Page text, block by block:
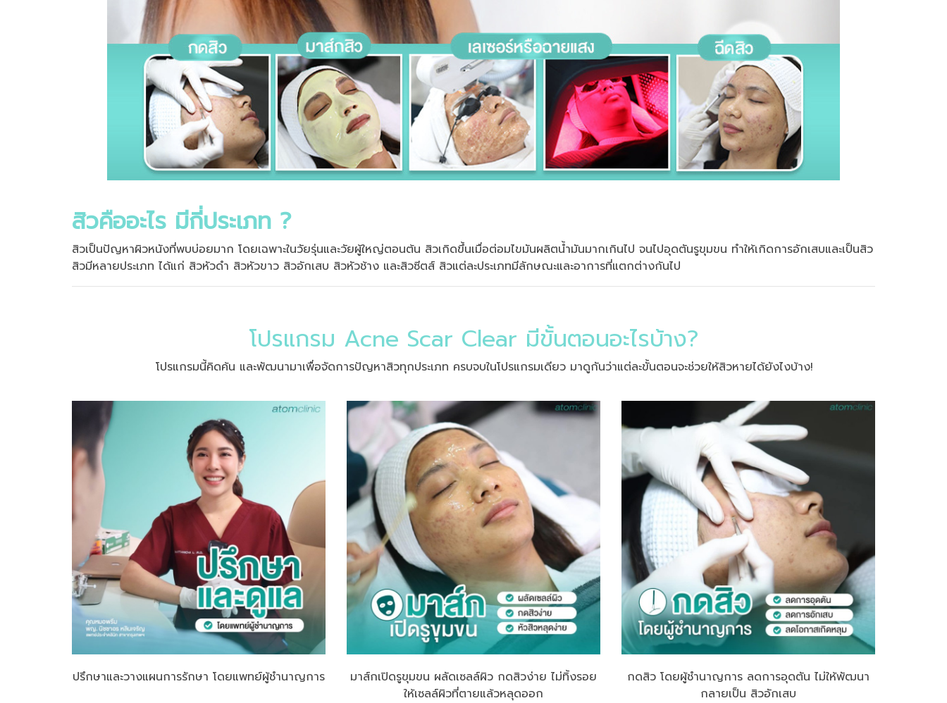
สิวคืออะไร มีกี่ประเภท ?
สิวเป็นปัญหาผิวหนังที่พบบ่อยมาก โดยเฉพาะในวัยรุ่นและวัยผู้ใหญ่ตอนต้น สิวเกิดขึ้นเมื่อต่อมไขมันผลิตน้ำมันมากเกินไป จนไปอุดตันรูขุมขน ทำให้เกิดการอักเสบและเป็นสิว
สิวมีหลายประเภท ได้แก่ สิวหัวดำ สิวหัวขาว สิวอักเสบ สิวหัวช้าง และสิวซีตส์ สิวแต่ละประเภทมีลักษณะและอาการที่แตกต่างกันไป
โปรแกรม Acne Scar Clear มีขั้นตอนอะไรบ้าง?
โปรแกรมนี้คิดค้น และพัฒนามาเพื่อจัดการปัญหาสิวทุกประเภท ครบจบในโปรแกรมเดียว มาดูกันว่าแต่ละขั้นตอนจะช่วยให้สิวหายได้ยังไงบ้าง!
ปรึกษาและวางแผนการรักษา โดยแพทย์ผู้ชำนาญการ
มาส์กเปิดรูขุมขน ผลัดเซลล์ผิว กดสิวง่าย ไม่ทิ้งรอย
ให้เซลล์ผิวที่ตายแล้วหลุดออก
กดสิว โดยผู้ชำนาญการ ลดการอุดตัน ไม่ให้พัฒนา
กลายเป็น สิวอักเสบ